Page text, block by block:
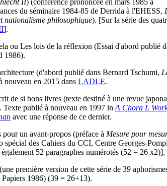
II) (conférence prononcée en mars 1985 à
du séminaire 1984-85 de Derrida à l'EHESS,
nationalisme philosophique). [Sur la série des
].
ou Les lois de la réflexion (Essai d'abord publié
1986).
(d'abord publié dans Bernard Tschumi,
nouveau en 2015 dans LADLE.
de si bons livres (texte destiné à une revue
publié à nouveau en 1997 in A Chora L
avec une réponse de ce dernier.
un avant-propos (préface à Mesure pour
spécial des Cahiers du CCI, Centre Georges-
52 paragraphes numérotés (52 = 26 x2)].
première version de cette série de 39
Papiers 1986) (39 = 26+13).